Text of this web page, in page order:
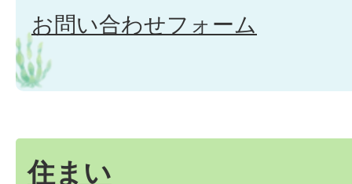
お問い合わせフォーム
住まい